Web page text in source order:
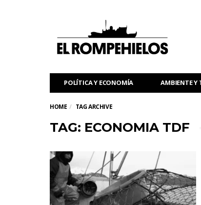
POLÍTICA Y ECONOMÍA AMBIENTE Y
HOME TAG ARCHIVE
TAG: ECONOMIA TDF